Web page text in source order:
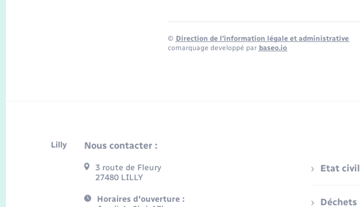
© Direction de l’information légale et administrative
comarquage developpé par baseo.io
Lilly Nous contacter :
3 route de Fleury
27480 LILLY
Horaires d'ouverture :
Etat civil
Déchets